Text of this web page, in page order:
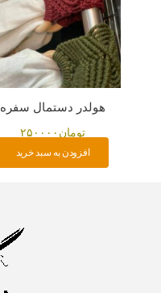
هولدر دستمال سفره
تومان ۲۵۰۰۰۰
افزودن به سبد خرید